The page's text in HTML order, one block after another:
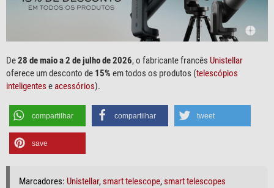
De28 de maio a 2 de julho de 2026, o fabricante francês Unistellar
oferece um desconto de 15% em todos os produtos (telescópios
inteligentes eacessórios).
compartilhar compartilhar tweet
save
Marcadores: Unistellar,smart telescope,smart telescopes